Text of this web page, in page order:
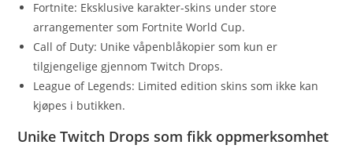
Fortnite: Eksklusive karakter-skins under store
arrangementer som Fortnite World Cup.
Call of Duty: Unike våpenblåkopier som kun er
tilgjengelige gjennom Twitch Drops.
League of Legends: Limited edition skins som ikke kan
kjøpes i butikken.
Unike Twitch Drops som fikk oppmerksomhet